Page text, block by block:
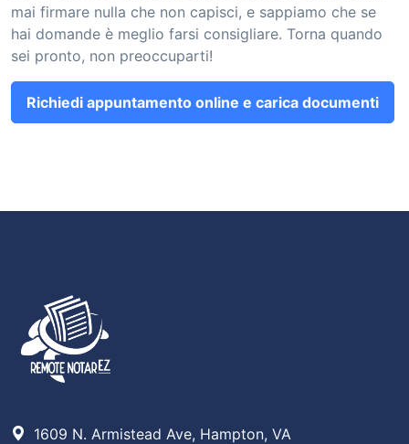
mai firmare nulla che non capisci, e sappiamo che se
hai domande è meglio farsi consigliare. Torna quando
sei pronto, non preoccuparti!
Richiedi appuntamento online e carica documenti
1609 N. Armistead Ave, Hampton, VA